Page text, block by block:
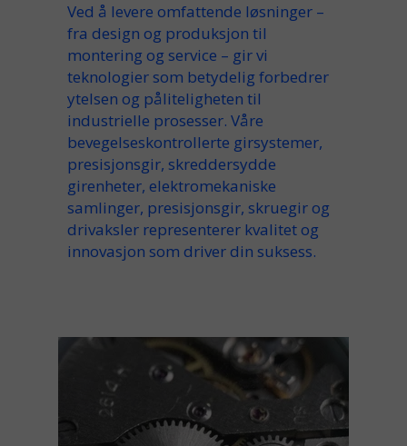
Ved å levere omfattende løsninger –
fra design og produksjon til
montering og service – gir vi
teknologier som betydelig forbedrer
ytelsen og påliteligheten til
industrielle prosesser. Våre
bevegelseskontrollerte girsystemer,
presisjonsgir, skreddersydde
girenheter, elektromekaniske
samlinger, presisjonsgir, skruegir og
drivaksler representerer kvalitet og
innovasjon som driver din suksess.